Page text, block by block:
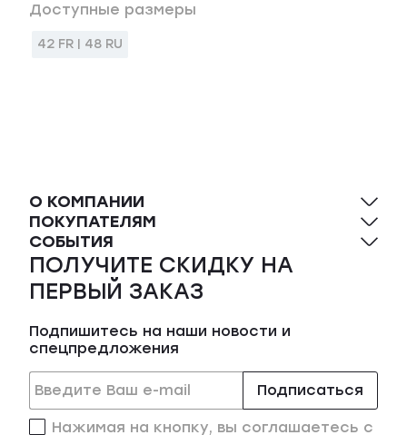
Доступные размеры
42 FR | 48 RU
О КОМПАНИИ
ПОКУПАТЕЛЯМ
СОБЫТИЯ
ПОЛУЧИТЕ СКИДКУ НА
ПЕРВЫЙ ЗАКАЗ
Подпишитесь на наши новости и
спецпредложения
Подписаться
Нажимая на кнопку, вы соглашаетесь с